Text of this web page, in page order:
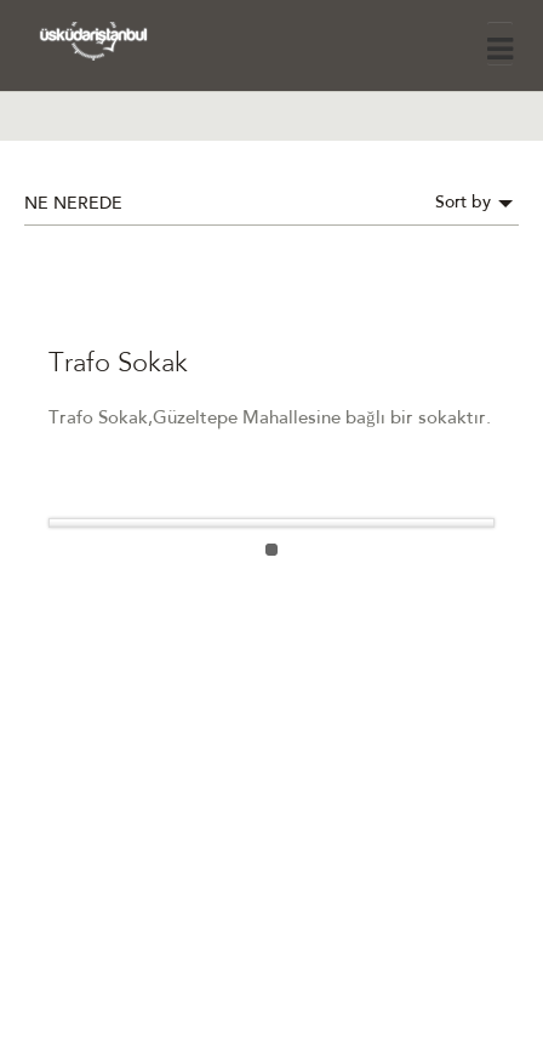
NE NEREDE Sort by
Trafo Sokak
Trafo Sokak,Güzeltepe Mahallesine bağlı bir sokaktır.